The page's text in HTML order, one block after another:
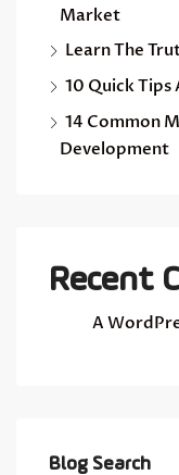
Market
Learn The
10 Quick Tips
14 Common
Development
Recent
A
Blog Search